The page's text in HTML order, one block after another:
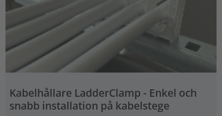
Kabelhållare LadderClamp - Enkel och
snabb installation på kabelstege